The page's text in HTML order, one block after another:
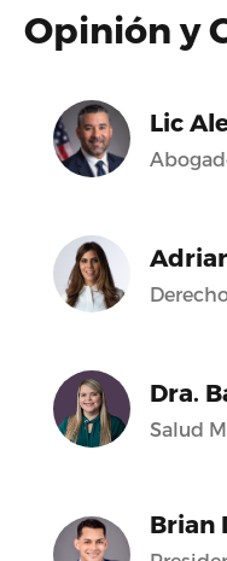
Opinión y
Lic
Dra.
Salud
Brian